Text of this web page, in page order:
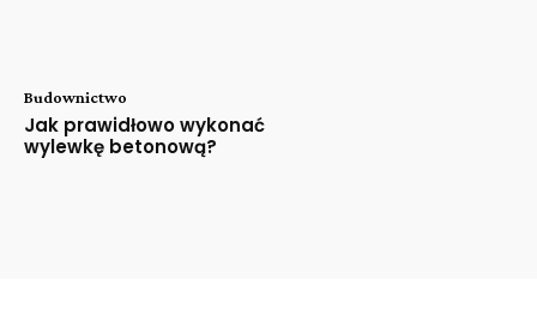
Budownictwo
Jak prawidłowo wykonać
wylewkę betonową?